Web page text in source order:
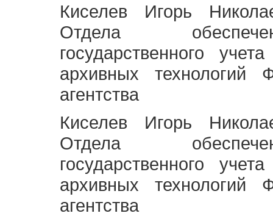
Киселев Игорь
Отдела
государственного
архивных технологий
агентства
Киселев Игорь
Отдела
государственного
архивных технологий
агентства